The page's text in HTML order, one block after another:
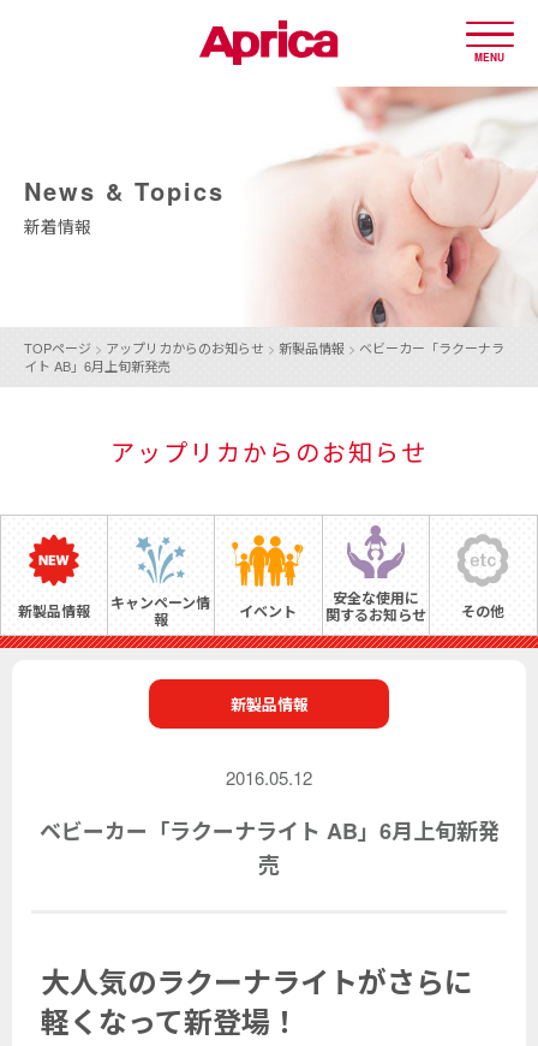
MENU
News & Topics
新着情報
TOPページ > アップリカからのお知らせ > 新製品情報 > ベビーカー「ラクーナラ
イト AB」6月上旬新発売
アップリカからのお知らせ
新製品情報 キャンペーン情
報 イベント
安全な使用に
関するお知らせ その他
新製品情報
2016.05.12
ベビーカー「ラクーナライト AB」6月上旬新発
売
大人気のラクーナライトがさらに
軽くなって新登場！